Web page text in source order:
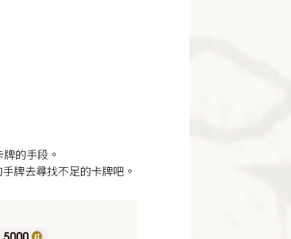
的手段。
牌去尋找不足的卡牌吧。